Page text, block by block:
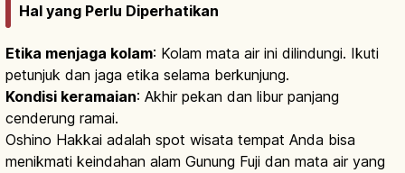
Hal yang Perlu Diperhatikan
Etika menjaga kolam: Kolam mata air ini dilindungi. Ikuti
petunjuk dan jaga etika selama berkunjung.
Kondisi keramaian: Akhir pekan dan libur panjang
cenderung ramai.
Oshino Hakkai adalah spot wisata tempat Anda bisa
menikmati keindahan alam Gunung Fuji dan mata air yang